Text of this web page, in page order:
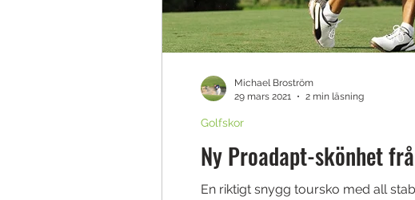
Ny Proadapt-skönhet
En riktigt snygg toursko med all
Golfskor
Michael Broström
29 mars 2021
2 min läsning